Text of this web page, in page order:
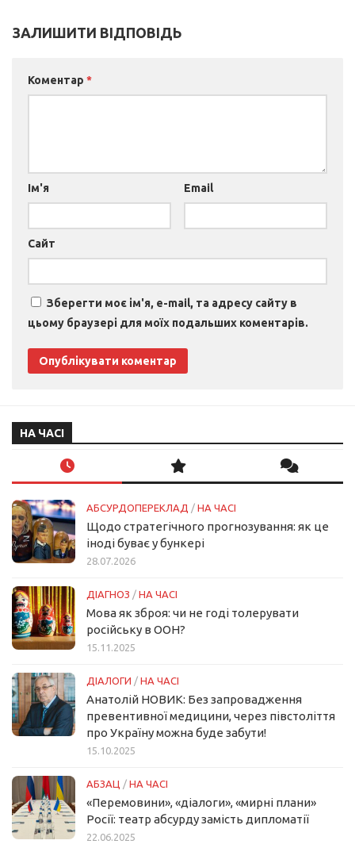
ЗАЛИШИТИ ВІДПОВІДЬ
Коментар *
Ім'я Email
Сайт
Зберегти моє ім'я, e-mail, та адресу сайту в
цьому браузері для моїх подальших коментарів.
НА ЧАСІ
АБСУРДОПЕРЕКЛАД / НА ЧАСІ
Щодо стратегічного прогнозування: як це
іноді буває у бункері
28.07.2026
ДІАГНОЗ / НА ЧАСІ
Мова як зброя: чи не годі толерувати
російську в ООН?
15.11.2025
ДІАЛОГИ / НА ЧАСІ
Анатолій НОВИК: Без запровадження
превентивної медицини, через півстоліття
про Україну можна буде забути!
15.10.2025
АБЗАЦ / НА ЧАСІ
«Перемовини», «діалоги», «мирні плани»
Росії: театр абсурду замість дипломатії
22.06.2025